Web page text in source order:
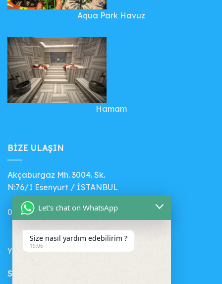
Aqua Park Havuz
Hamam
BIZE ULAŞIN
Akçaburgaz Mh. 3004. Sk.
N:76/1 Esenyurt / İSTANBUL
0 (541) 412 56 71
yenihavuz@gmail.com
SEPET
Let's chat on WhatsApp
Size nasıl yardım edebilirim ?
19:06